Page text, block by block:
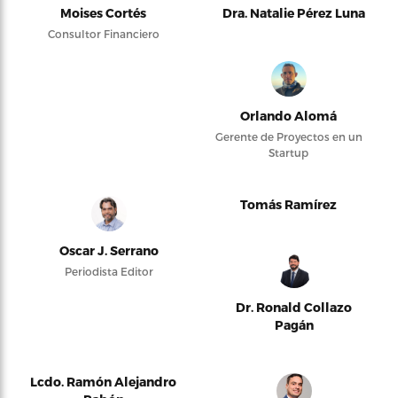
Moises Cortés
Consultor Financiero
Dra. Natalie Pérez Luna
Orlando Alomá
Gerente de Proyectos en un
Startup
Oscar J. Serrano
Periodista Editor
Tomás Ramírez
Dr. Ronald Collazo
Pagán
Lcdo. Ramón Alejandro